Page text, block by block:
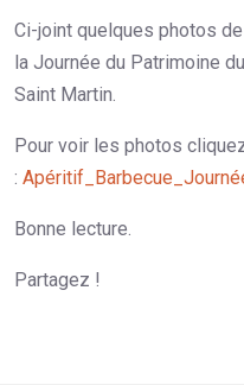
Ci-joint quelques photos
la Journée du Patrimoine
Saint Martin.
Pour voir les photos
:
Bonne lecture.
Partagez !